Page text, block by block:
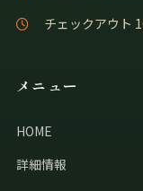
チェックアウト
メニュー
HOME
詳細情報